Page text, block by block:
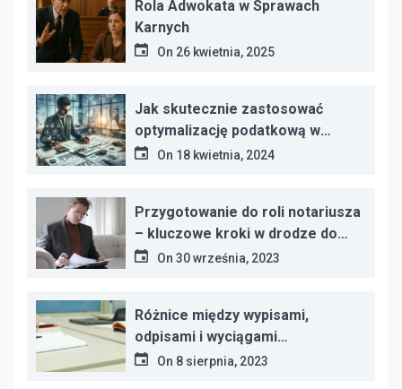
Rola Adwokata w Sprawach
Karnych
On 26 kwietnia, 2025
Jak skutecznie zastosować
optymalizację podatkową w
Twojej firmie?
On 18 kwietnia, 2024
Przygotowanie do roli notariusza
– kluczowe kroki w drodze do
zawodu
On 30 września, 2023
Różnice między wypisami,
odpisami i wyciągami
dokumentów – kluczowe
On 8 sierpnia, 2023